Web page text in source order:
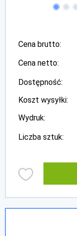
Cena brutto:
Cena netto:
Dostępność:
Koszt wysyłki:
Wydruk:
Liczba sztuk: